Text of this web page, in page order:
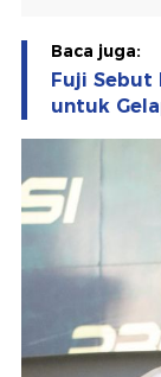
Baca juga:
Fuji Sebut
untuk